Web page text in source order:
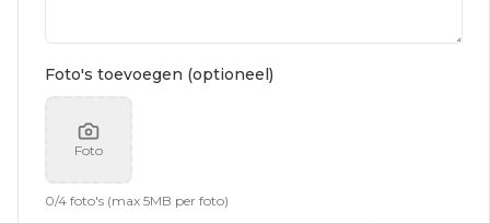
Foto's toevoegen (optioneel)
Foto
0/4 foto's (max 5MB per foto)